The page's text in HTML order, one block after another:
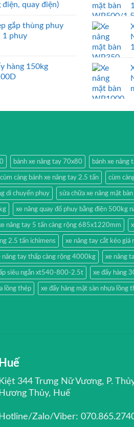
điện, quay điện)
gắp thùng phuy
1 phuy
hàng 150kg
bánh xe nâng tay 70x80 bánh xe nâng
cùm càng bánh xe nâng tay 2.5 tấn cùm
di chuyển phuy sửa chữa xe nâng mặt bàn
xe nâng quay đổ phuy bằng điện 500kg
nâng tay 5 tấn càng rộng 685x1220mm
2.5 tấn ichimens xe nâng tay cắt kéo giá
nâng tay thấp càng rộng 4000kg xe nâng
siêu ngắn xt540-800-2.5t xe đẩy hàng
lồng thép xe đẩy hàng mặt sàn nhựa lồng
Huế
Kiệt 344 Trưng Nữ Vương, P.
Hương Thủy, Huế
Hotline/Zalo/Viber: